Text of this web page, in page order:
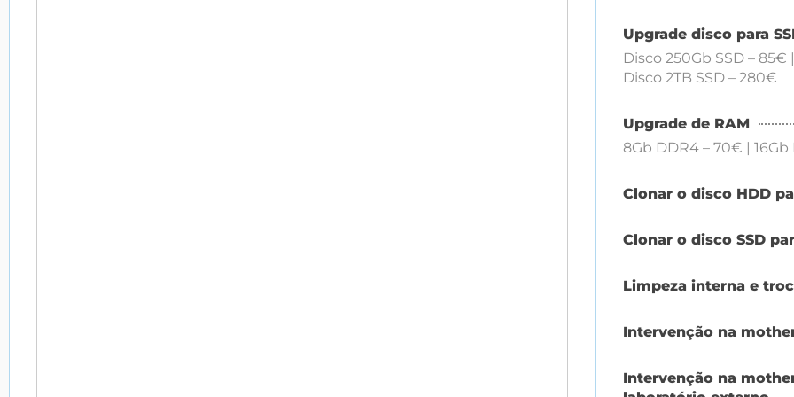
Upgrade disco para
Disco 250Gb SSD – 85€
Disco 2TB SSD – 280€
Upgrade de RAM
8Gb DDR4 – 70€ |
Clonar o disco HDD
Clonar o disco SSD
Limpeza interna e
Intervenção na
Intervenção na